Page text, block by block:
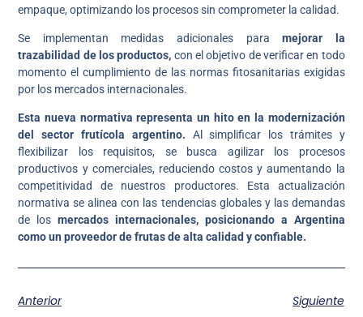
empaque, optimizando los procesos sin comprometer la calidad.
Se implementan medidas adicionales paramejorar la
trazabilidad de los productos, con el objetivo de verificar en todo
momento el cumplimiento de las normas fitosanitarias exigidas
por los mercados internacionales.
Esta nueva normativa representa un hito en la modernización
del sector frutícola argentino. Al simplificar los trámites y
flexibilizar los requisitos, se busca agilizar los procesos
productivos y comerciales, reduciendo costos y aumentando la
competitividad de nuestros productores. Esta actualización
normativa se alinea con las tendencias globales y las demandas
de losmercados internacionales, posicionando a Argentina
como un proveedor de frutas de alta calidad y confiable.
Anterior Siguiente